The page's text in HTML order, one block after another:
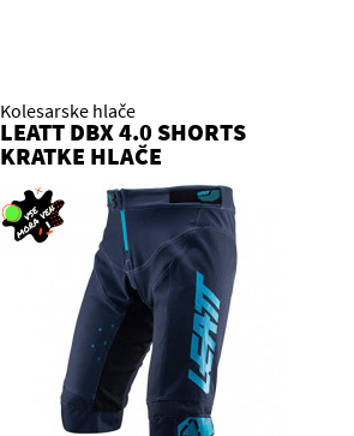
Kolesarske hlače
LEATT DBX 4.0 SHORTS
KRATKE HLAČE